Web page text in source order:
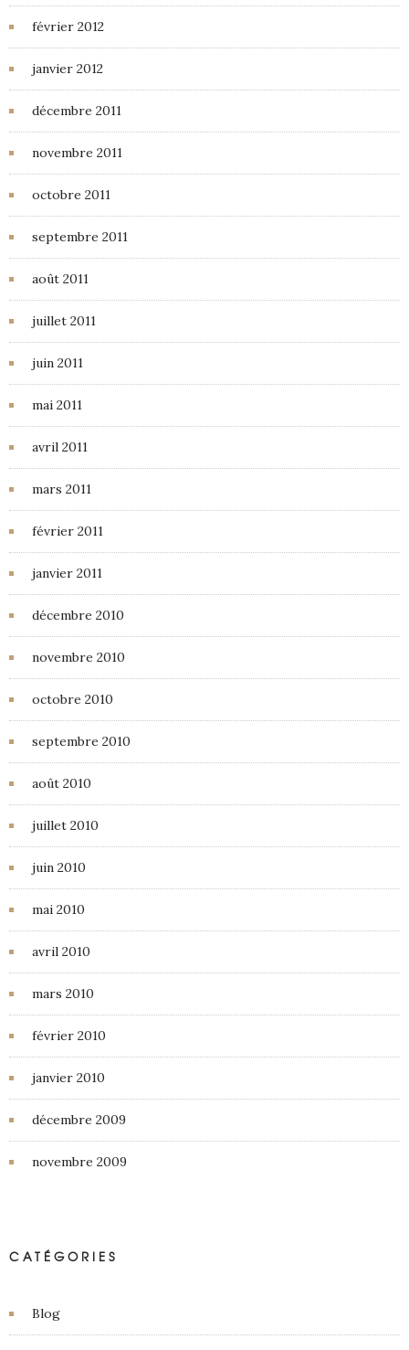
février 2012
janvier 2012
décembre 2011
novembre 2011
octobre 2011
septembre 2011
août 2011
juillet 2011
juin 2011
mai 2011
avril 2011
mars 2011
février 2011
janvier 2011
décembre 2010
novembre 2010
octobre 2010
septembre 2010
août 2010
juillet 2010
juin 2010
mai 2010
avril 2010
mars 2010
février 2010
janvier 2010
décembre 2009
novembre 2009
CATÉGORIES
Blog